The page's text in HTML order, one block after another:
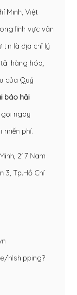
Minh, Việt
lĩnh vực vân
tin là địa chỉ lý
hàng hóa,
của Quý
báo hải
gọi ngay
miễn phí.
217 Nam
3, Tp.Hồ Chí
hlshipping?